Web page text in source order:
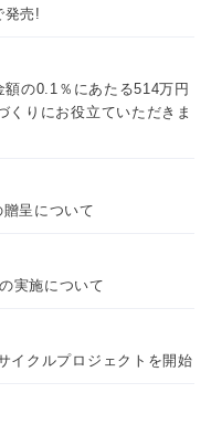
発売!
額の0.1％にあたる514万円
くりにお役立ていただきま
贈呈について
実施について
イクルプロジェクトを開始